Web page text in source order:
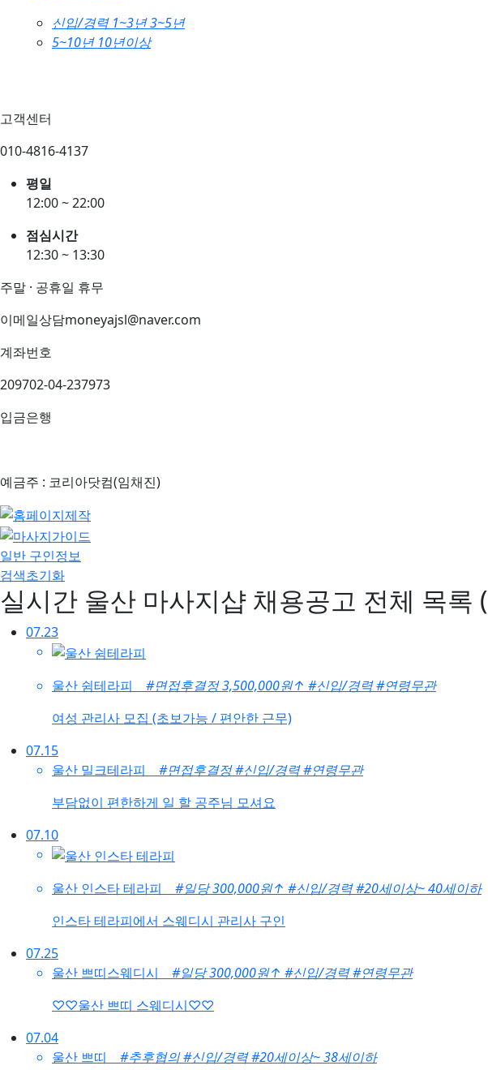
신입/경력 1~3년3~5년
5~10년 10년이상
고객센터
010-4816-4137
평일
12:00 ~ 22:00
점심시간
12:30 ~ 13:30
주말 · 공휴일 휴무
이메일상담moneyajsl@naver.com
계좌번호
209702-04-237973
입금은행
예금주 : 코리아닷컴(임채진)
일반 구인정보
검색초기화
실시간 울산 마사지샵 채용공고 전체 목록 (
07.23
울산 쉼테라피 #면접후결정 3,500,000원↑ #신입/경력#연령무관
여성 관리사 모집 (초보가능 / 편안한 근무)
07.15
울산 밀크테라피
#면접후결정#신입/경력#연령무관
부담없이 편한하게 일 할 공주님 모셔요
07.10
울산 인스타 테라피 #일당 300,000원↑ #신입/경력#20세이상~ 40세이하
인스타 테라피에서 스웨디시 관리사 구인
07.25
울산 쁘띠스웨디시
#일당 300,000원↑ #신입/경력#연령무관
♡♡울산 쁘띠 스웨디시♡♡
07.04
울산 쁘띠
#추후협의#신입/경력#20세이상~ 38세이하